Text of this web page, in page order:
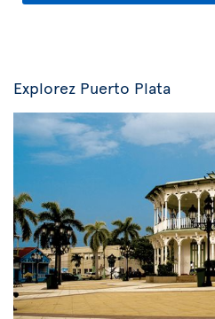
Explorez Puerto Plata